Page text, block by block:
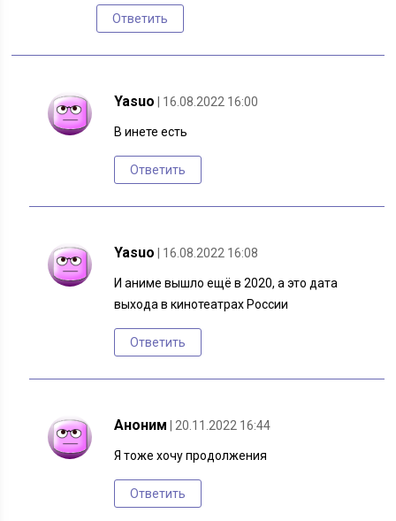
Ответить
Yasuo | 16.08.2022 16:00
В инете есть
Ответить
Yasuo | 16.08.2022 16:08
И аниме вышло ещё в 2020, а это дата
выхода в кинотеатрах России
Ответить
Аноним | 20.11.2022 16:44
Я тоже хочу продолжения
Ответить